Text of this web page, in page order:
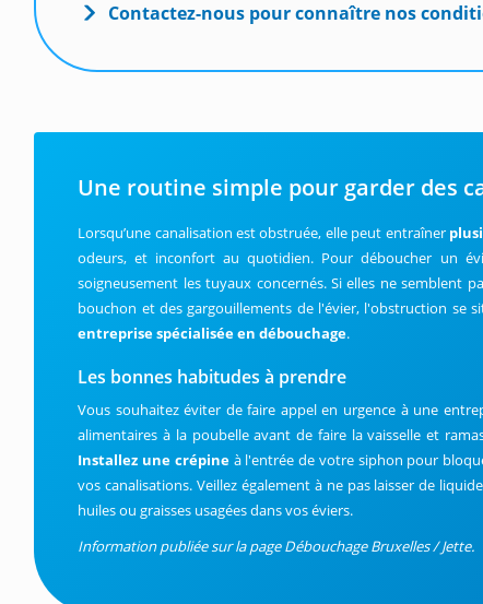
Contactez-nous pour connaître nos
Une routine simple pour garder des
Lorsqu’une canalisation est obstruée, elle peut entraîner
odeurs, et inconfort au quotidien. Pour déboucher un
soigneusement les tuyaux concernés. Si elles ne semblent
bouchon et des gargouillements de l'évier, l'obstruction se
entreprise spécialisée en débouchage.
Les bonnes habitudes à prendre
Vous souhaitez éviter de faire appel en urgence à une
alimentaires à la poubelle avant de faire la vaisselle et
Installez une crépine à l'entrée de votre siphon pour
vos canalisations. Veillez également à ne pas laisser de
huiles ou graisses usagées dans vos éviers.
Information publiée sur la page Débouchage Bruxelles / Jette.